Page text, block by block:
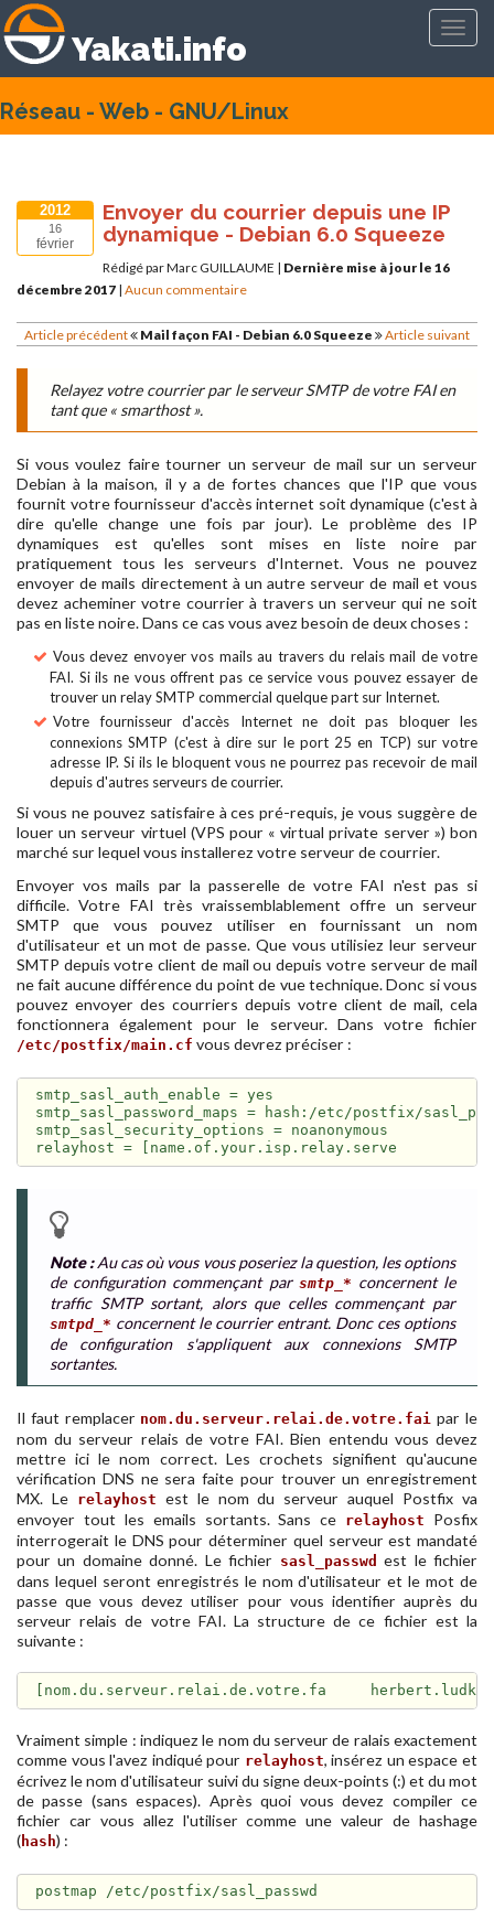
Yakati.info
Réseau - Web - GNU/Linux
2012
16
février
Envoyer du courrier depuis une IP
dynamique - Debian 6.0 Squeeze
Rédigé par Marc GUILLAUME | Dernière mise à jour le 16
décembre 2017 | Aucun commentaire
Article précédent Mail façon FAI - Debian 6.0 Squeeze Article suivant
Relayez votre courrier par le serveur SMTP de votre FAI en
tant que « smarthost ».
Si vous voulez faire tourner un serveur de mail sur un serveur
Debian à la maison, il y a de fortes chances que l'IP que vous
fournit votre fournisseur d'accès internet soit dynamique (c'est à
dire qu'elle change une fois par jour). Le problème des IP
dynamiques est qu'elles sont mises en liste noire par
pratiquement tous les serveurs d'Internet. Vous ne pouvez
envoyer de mails directement à un autre serveur de mail et vous
devez acheminer votre courrier à travers un serveur qui ne soit
pas en liste noire. Dans ce cas vous avez besoin de deux choses :
Vous devez envoyer vos mails au travers du relais mail de votre
FAI. Si ils ne vous offrent pas ce service vous pouvez essayer de
trouver un relay SMTP commercial quelque part sur Internet.
Votre fournisseur d'accès Internet ne doit pas bloquer les
connexions SMTP (c'est à dire sur le port 25 en TCP) sur votre
adresse IP. Si ils le bloquent vous ne pourrez pas recevoir de mail
depuis d'autres serveurs de courrier.
Si vous ne pouvez satisfaire à ces pré-requis, je vous suggère de
louer un serveur virtuel (VPS pour « virtual private server ») bon
marché sur lequel vous installerez votre serveur de courrier.
Envoyer vos mails par la passerelle de votre FAI n'est pas si
difficile. Votre FAI très vraissemblablement offre un serveur
SMTP que vous pouvez utiliser en fournissant un nom
d'utilisateur et un mot de passe. Que vous utilisiez leur serveur
SMTP depuis votre client de mail ou depuis votre serveur de mail
ne fait aucune différence du point de vue technique. Donc si vous
pouvez envoyer des courriers depuis votre client de mail, cela
fonctionnera également pour le serveur. Dans votre fichier
/etc/postfix/main.cf vous devrez préciser :
smtp_sasl_auth_enable = yes
smtp_sasl_password_maps = hash:/etc/postfix/
smtp_sasl_security_options = noanonymous
Note :Au cas où vous vous poseriez la question, les options
de configuration commençant par smtp_* concernent le
traffic SMTP sortant, alors que celles commençant par
smtpd_* concernent le courrier entrant. Donc ces options
de configuration s'appliquent aux connexions SMTP
sortantes.
Il faut remplacer nom.du.serveur.relai.de.votre.fai par le
nom du serveur relais de votre FAI. Bien entendu vous devez
mettre ici le nom correct. Les crochets signifient qu'aucune
vérification DNS ne sera faite pour trouver un enregistrement
MX. Le relayhost est le nom du serveur auquel Postfix va
envoyer tout les emails sortants. Sans ce relayhost
Posfix
interrogerait le DNS pour déterminer quel serveur est mandaté
pour un domaine donné. Le fichier sasl_passwd est le fichier
dans lequel seront enregistrés le nom d'utilisateur et le mot de
passe que vous devez utiliser pour vous identifier auprès du
serveur relais de votre FAI. La structure de ce fichier est la
suivante :
Vraiment simple : indiquez le nom du serveur de ralais exactement
comme vous l'avez indiqué pour relayhost, insérez un espace et
écrivez le nom d'utilisateur suivi du signe deux-points (:) et du mot
de passe (sans espaces). Après quoi vous devez compiler ce
fichier car vous allez l'utiliser comme une valeur de hashage
( hash) :